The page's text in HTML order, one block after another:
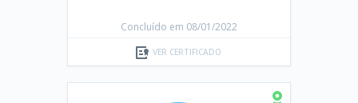
Concluído em 08/01/2022
VER CERTIFICADO